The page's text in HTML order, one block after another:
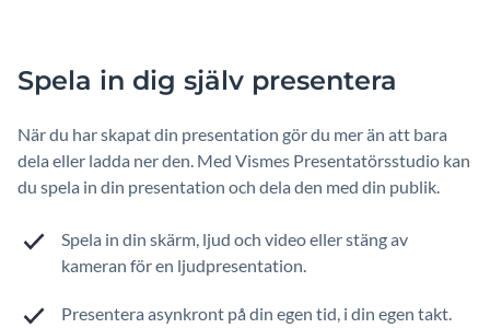
Spela in dig själv presentera
När du har skapat din presentation gör du mer än att bara
dela eller ladda ner den. Med Vismes Presentatörsstudio kan
du spela in din presentation och dela den med din publik.
Spela in din skärm, ljud och video eller stäng av
kameran för en ljudpresentation.
Presentera asynkront på din egen tid, i din egen takt.